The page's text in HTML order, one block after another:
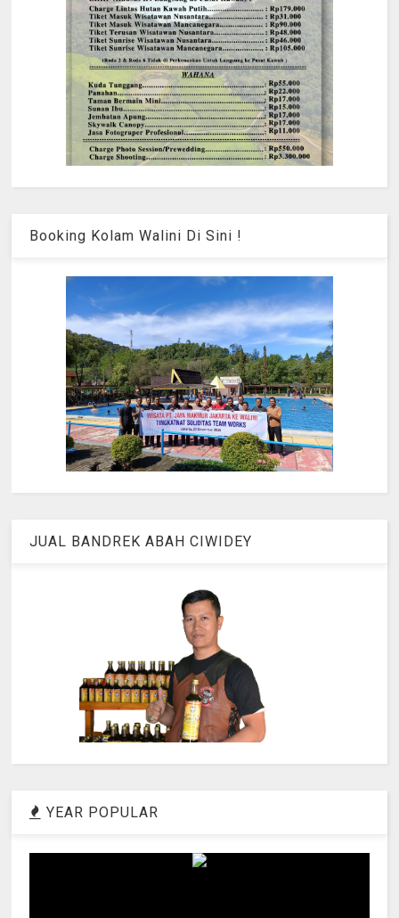
Booking Kolam Walini Di Sini !
JUAL BANDREK ABAH CIWIDEY
YEAR POPULAR